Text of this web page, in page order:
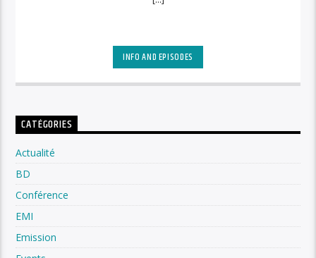
INFO AND EPISODES
CATÉGORIES
Actualité
BD
Conférence
EMI
Emission